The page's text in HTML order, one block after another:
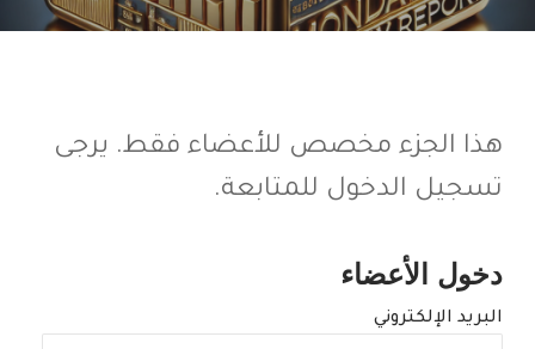
هذا الجزء مخصص للأعضاء فقط. يرجى
تسجيل الدخول للمتابعة.
دخول الأعضاء
البريد الإلكتروني